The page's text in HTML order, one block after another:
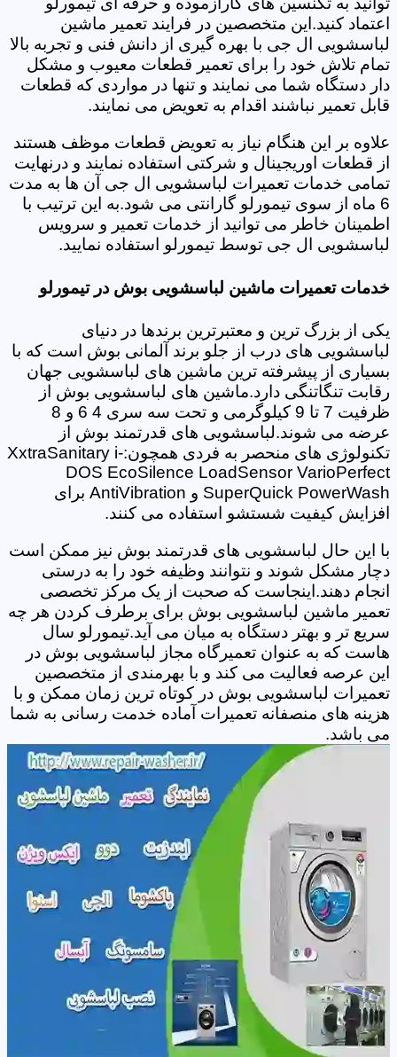
اعتماد کنید.این متخصصین در فرایند تعمیر ماشین
لباسشویی ال جی با بهره گیری از دانش فنی و تجربه بالا
تمام تلاش خود را برای تعمیر قطعات معیوب و مشکل
دار دستگاه شما می نمایند و تنها در مواردی که قطعات
قابل تعمیر نباشند اقدام به تعویض می نمایند.
علاوه بر این هنگام نیاز به تعویض قطعات موظف هستند
از قطعات اوریجینال و شرکتی استفاده نمایند و درنهایت
تمامی خدمات تعمیرات لباسشویی ال جی آن ها به مدت
6 ماه از سوی تیمورلو گارانتی می شود.به این ترتیب با
اطمینان خاطر می توانید از خدمات تعمیر و سرویس
لباسشویی ال جی توسط تیمورلو استفاده نمایید.
خدمات تعمیرات ماشین لباسشویی بوش در تیمورلو
یکی از بزرگ ترین و معتبرترین برندها در دنیای
لباسشویی های درب از جلو برند آلمانی بوش است که با
بسیاری از پیشرفته ترین ماشین های لباسشویی جهان
رقابت تنگاتنگی دارد.ماشین های لباسشویی بوش از
ظرفیت 7 تا 9 کیلوگرمی و تحت سه سری 4 6 و 8
عرضه می شوند.لباسشویی های قدرتمند بوش از
تکنولوژی های منحصر به فردی همچون:XxtraSanitary i-
DOS EcoSilence LoadSensor VarioPerfect
SuperQuick PowerWash و AntiVibration برای
افزایش کیفیت شستشو استفاده می کنند.
با این حال لباسشویی های قدرتمند بوش نیز ممکن است
دچار مشکل شوند و نتوانند وظیفه خود را به درستی
انجام دهند.اینجاست که صحبت از یک مرکز تخصصی
تعمیر ماشین لباسشویی بوش برای برطرف کردن هر چه
سریع تر و بهتر دستگاه به میان می آید.تیمورلو سال
هاست که به عنوان تعمیرگاه مجاز لباسشویی بوش در
این عرصه فعالیت می کند و با بهرمندی از متخصصین
تعمیرات لباسشویی بوش در کوتاه ترین زمان ممکن و با
هزینه های منصفانه تعمیرات آماده خدمت رسانی به شما
می باشد.